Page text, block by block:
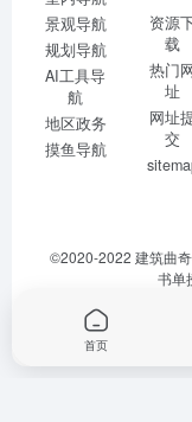
景观导航
规划导航
AI工具导
航
地区政务
摸鱼导航
资源
载
热门
址
网址
交
©2020-2022 建筑曲
书单
首页